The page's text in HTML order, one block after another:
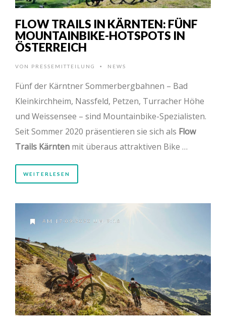
FLOW TRAILS IN KÄRNTEN: FÜNF
MOUNTAINBIKE-HOTSPOTS IN
ÖSTERREICH
VON PRESSEMITTEILUNG • NEWS
Fünf der Kärntner Sommerbergbahnen – Bad
Kleinkirchheim, Nassfeld, Petzen, Turracher Höhe
und Weissensee – sind Mountainbike-Spezialisten.
Seit Sommer 2020 präsentieren sie sich als Flow
Trails Kärnten mit überaus attraktiven Bike …
WEITERLESEN
AM 17.09.2020 UM 9:16